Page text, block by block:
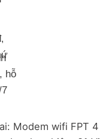
,
hỗ
Modem wifi FPT